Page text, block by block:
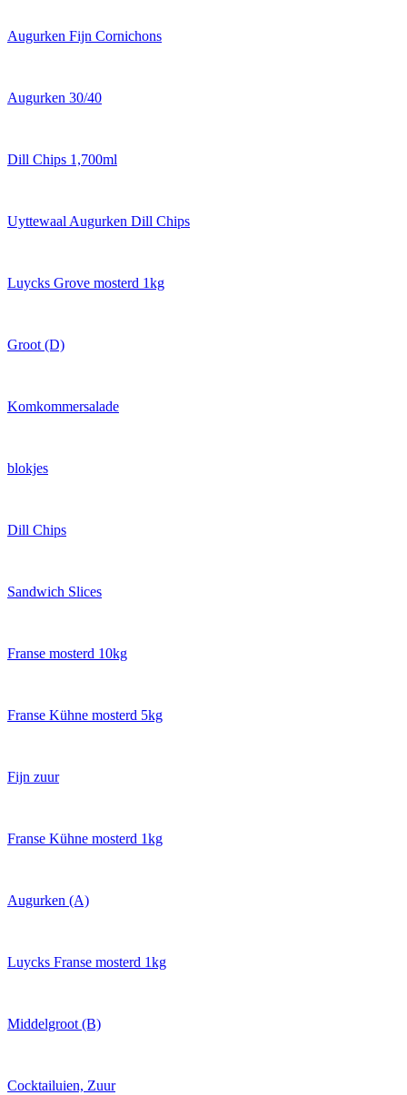
Augurken Fijn Cornichons
Augurken 30/40
Dill Chips 1,700ml
Uyttewaal Augurken Dill Chips
Luycks Grove mosterd 1kg
Groot (D)
Komkommersalade
blokjes
Dill Chips
Sandwich Slices
Franse mosterd 10kg
Franse Kühne mosterd 5kg
Fijn zuur
Franse Kühne mosterd 1kg
Augurken (A)
Luycks Franse mosterd 1kg
Middelgroot (B)
Cocktailuien, Zuur